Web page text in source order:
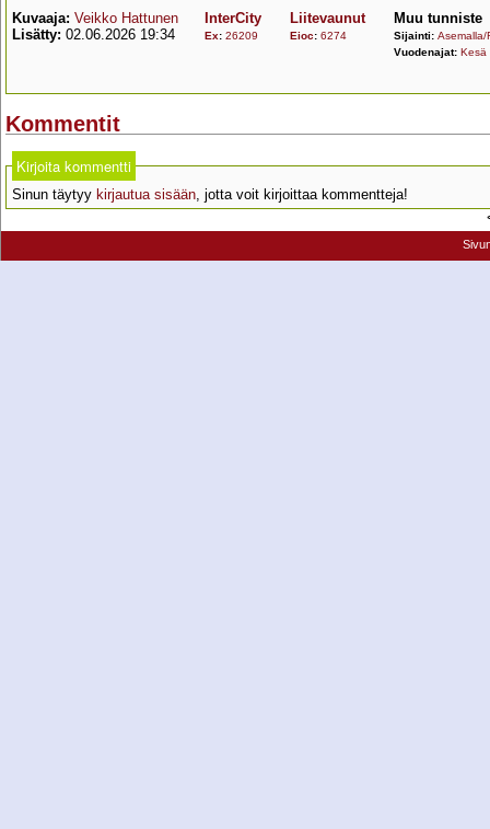
Kuvaaja: Veikko Hattunen
Lisätty: 02.06.2026 19:34
InterCity
Ex: 26209
Liitevaunut
Eioc: 6274
Muu tunniste
Sijainti: Asemalla/
Vuodenajat: Kesä
Kommentit
Kirjoita kommentti
Sinun täytyy kirjautua sisään, jotta voit kirjoittaa kommentteja!